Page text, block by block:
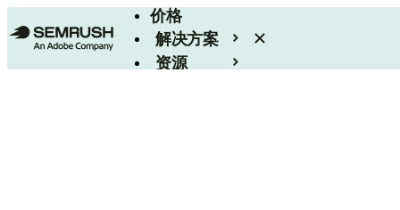
价格
解决方案
资源